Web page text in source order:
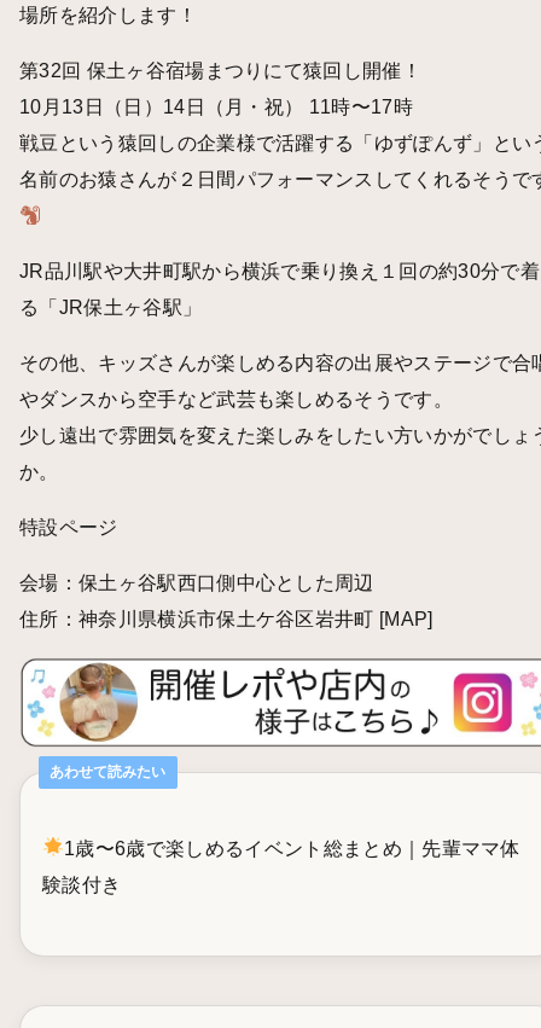
場所を紹介します！
第32回 保土ヶ谷宿場まつりにて猿回し開催！
10月13日（日）14日（月・祝） 11時〜17時
戦豆という猿回しの企業様で活躍する「ゆずぽんず」とい
名前のお猿さんが２日間パフォーマンスしてくれるそうで
JR品川駅や大井町駅から横浜で乗り換え１回の約30分で
る「JR保土ヶ谷駅」
その他、キッズさんが楽しめる内容の出展やステージで合
やダンスから空手など武芸も楽しめるそうです。
少し遠出で雰囲気を変えた楽しみをしたい方いかがでしょ
か。
特設ページ
会場：保土ヶ谷駅西口側中心とした周辺
住所：神奈川県横浜市保土ケ谷区岩井町 [MAP]
あわせて読みたい
1歳〜6歳で楽しめるイベント総まとめ｜先輩ママ体
験談付き